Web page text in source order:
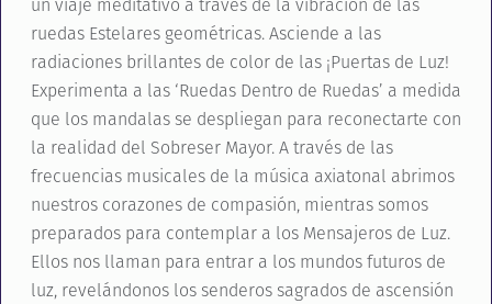
ruedas Estelares geométricas. Asciende a las
radiaciones brillantes de color de las ¡Puertas de Luz!
Experimenta a las ‘Ruedas Dentro de Ruedas’ a medida
que los mandalas se despliegan para reconectarte con
la realidad del Sobreser Mayor. A través de las
frecuencias musicales de la música axiatonal abrimos
nuestros corazones de compasión, mientras somos
preparados para contemplar a los Mensajeros de Luz.
Ellos nos llaman para entrar a los mundos futuros de
luz, revelándonos los senderos sagrados de ascensión